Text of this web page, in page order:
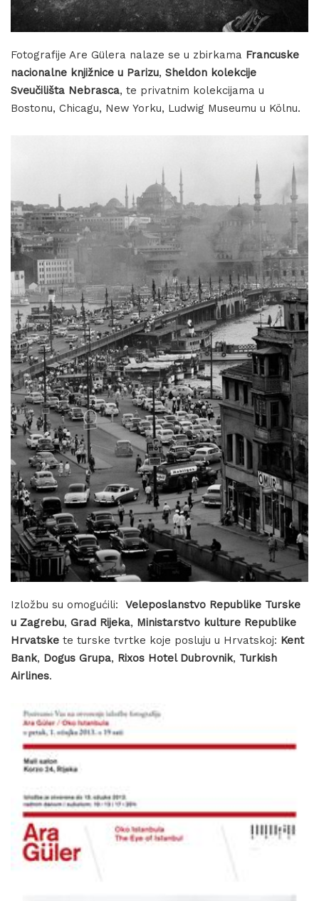
Fotografije Are Gülera nalaze se u zbirkama Francuske
nacionalne knjižnice u Parizu, Sheldon kolekcije
Sveučilišta Nebrasca, te privatnim kolekcijama u
Bostonu, Chicagu, New Yorku, Ludwig Museumu u Kölnu.
Izložbu su omogućili: Veleposlanstvo Republike Turske
u Zagrebu, Grad Rijeka, Ministarstvo kulture Republike
Hrvatske te turske tvrtke koje posluju u Hrvatskoj: Kent
Bank, Dogus Grupa, Rixos Hotel Dubrovnik, Turkish
Airlines.